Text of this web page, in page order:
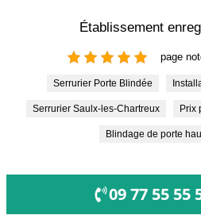
Établissement
page
Serrurier Porte Blindée
Serrurier Saulx-les-Chartreux
Blindage de porte
09 77 55 55